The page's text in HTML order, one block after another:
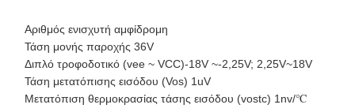
Αριθμός ενισχυτή αμφίδρομη
Τάση μονής παροχής 36V
Διπλό τροφοδοτικό (vee ~ VCC)-18V ~-2,25V; 2,25V~18V
Τάση μετατόπισης εισόδου (Vos) 1uV
Μετατόπιση θερμοκρασίας τάσης εισόδου (vostc) 1nv/℃